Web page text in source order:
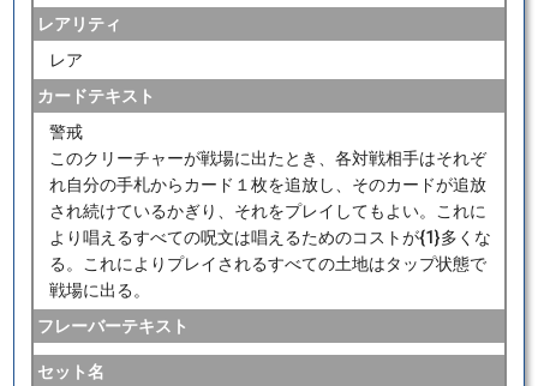
レアリティ
レア
カードテキスト
警戒
このクリーチャーが戦場に出たとき、各対戦相手はそれぞ
れ自分の手札からカード１枚を追放し、そのカードが追放
され続けているかぎり、それをプレイしてもよい。これに
より唱えるすべての呪文は唱えるためのコストが{1}多くな
る。これによりプレイされるすべての土地はタップ状態で
戦場に出る。
フレーバーテキスト
セット名